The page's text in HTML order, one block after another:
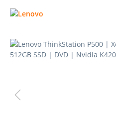
Bildergalerie überspringen